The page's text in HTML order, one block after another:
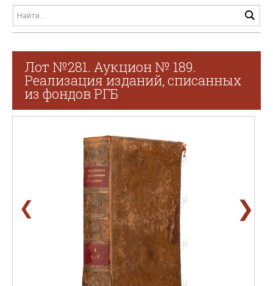
Лот №281. Аукцион № 189.
Реализация изданий, списанных
из фондов РГБ
❮ ❯